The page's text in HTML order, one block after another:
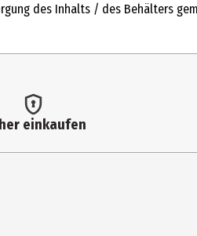
des Inhalts / des Behälters
einkaufen